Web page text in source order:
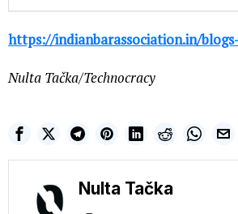
https://indianbarassociation.in/
Nulta Tačka/Technocracy
Nulta Tačka